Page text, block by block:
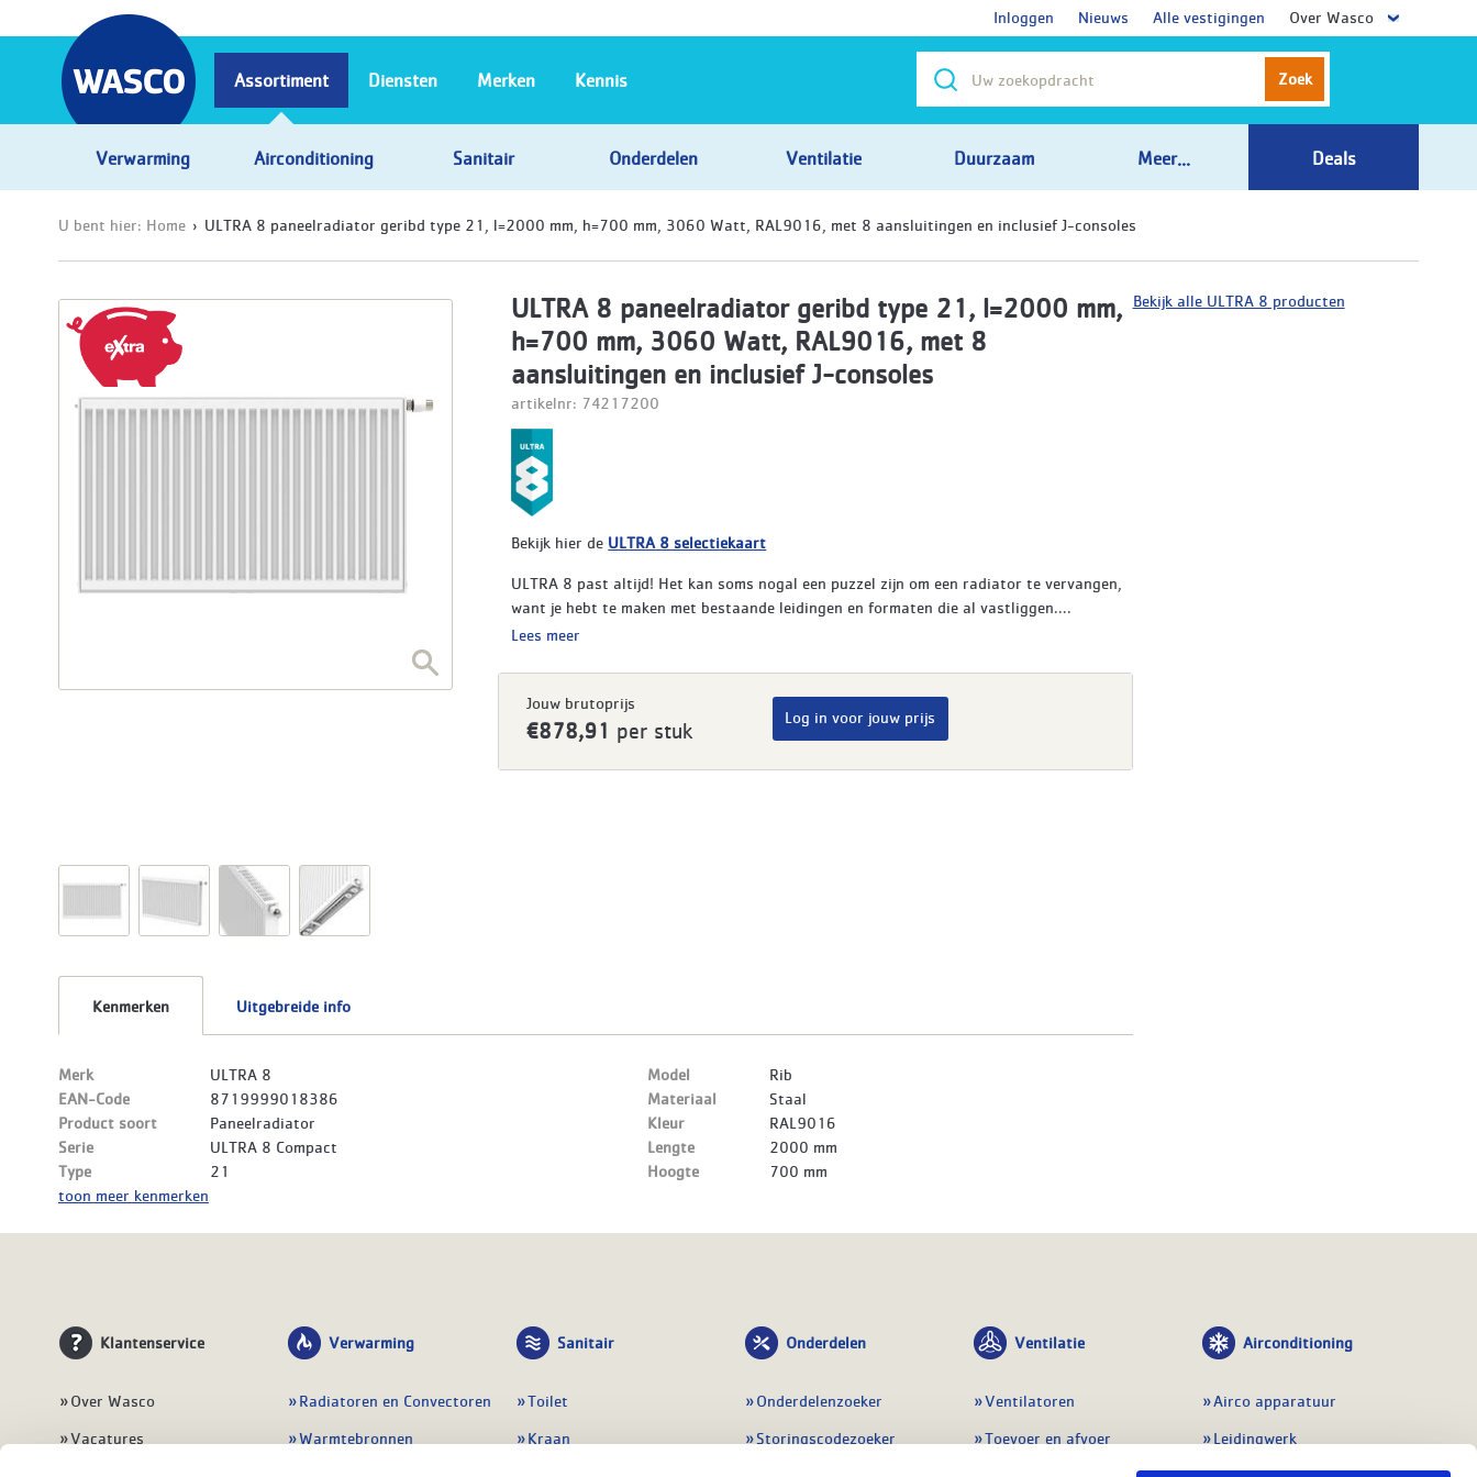
Inloggen Nieuws Alle vestigingen Over Wasco
Zoek
Assortiment
Verwarming Airconditioning Sanitair Onderdelen Ventilatie Duurzaam Meer... Deals
Diensten Merken Kennis
U bent hier: Home ULTRA 8 paneelradiator geribd type 21, l=2000 mm, h=700 mm, 3060 Watt, RAL9016, met 8 aansluitingen en inclusief J-consoles
ULTRA 8 paneelradiator geribd type 21, l=2000 mm,
h=700 mm, 3060 Watt, RAL9016, met 8
aansluitingen en inclusief J-consoles
artikelnr: 74217200
Bekijk hier de ULTRA 8 selectiekaart
ULTRA 8 past altijd! Het kan soms nogal een puzzel zijn om een radiator te vervangen,
want je hebt te maken met bestaande leidingen en formaten die al vastliggen....
Lees meer
Jouw brutoprijs
€878,91 per stuk
Log in voor jouw prijs
Kenmerken Uitgebreide info
Merk
ULTRA 8
EAN-Code
8719999018386
Product soort
Paneelradiator
Serie
ULTRA 8 Compact
Type
21
Model
Rib
Materiaal
Staal
Kleur
RAL9016
Lengte
2000 mm
Hoogte
700 mm
toon meer kenmerken
Bekijk alle ULTRA 8 producten
Klantenservice
Over Wasco
Vacatures
Verwarming
Radiatoren en Convectoren
Warmtebronnen
Sanitair
Toilet
Kraan
Onderdelen
Onderdelenzoeker
Storingscodezoeker
Ventilatie
Ventilatoren
Toevoer en afvoer
Airconditioning
Airco apparatuur
Leidingwerk